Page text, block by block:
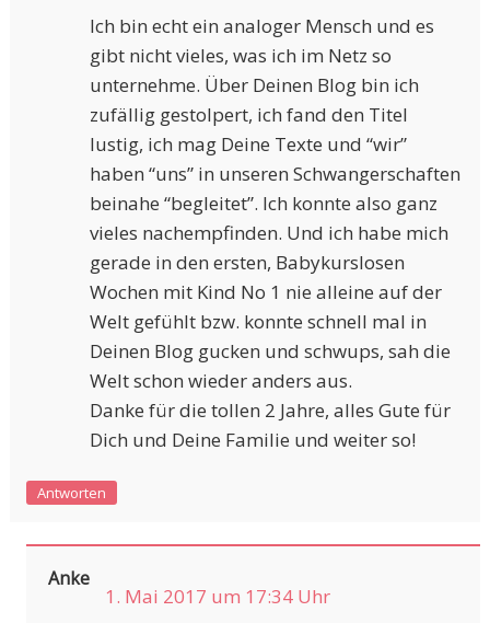
Ich bin echt ein analoger Mensch und es
gibt nicht vieles, was ich im Netz so
unternehme. Über Deinen Blog bin ich
zufällig gestolpert, ich fand den Titel
lustig, ich mag Deine Texte und “wir”
haben “uns” in unseren Schwangerschaften
beinahe “begleitet”. Ich konnte also ganz
vieles nachempfinden. Und ich habe mich
gerade in den ersten, Babykurslosen
Wochen mit Kind No 1 nie alleine auf der
Welt gefühlt bzw. konnte schnell mal in
Deinen Blog gucken und schwups, sah die
Welt schon wieder anders aus.
Danke für die tollen 2 Jahre, alles Gute für
Dich und Deine Familie und weiter so!
Antworten
Anke
1. Mai 2017 um 17:34 Uhr